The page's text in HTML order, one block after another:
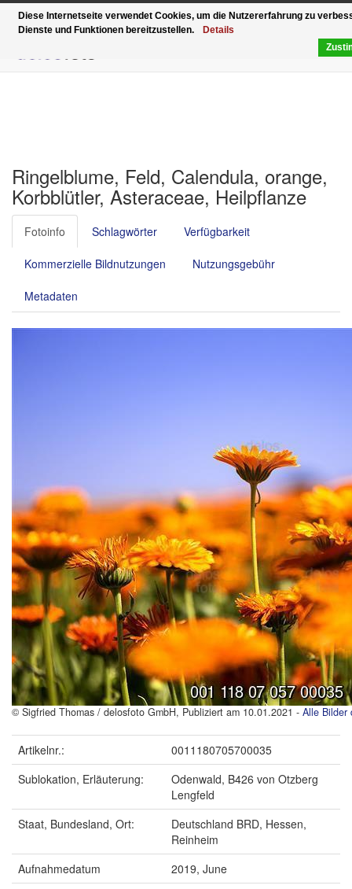
Funktionell, modern und schnell – der Relaunch
Ringelblume, Feld, Calendula, orange,
Korbblütler, Asteraceae, Heilpflanze
Fotoinfo Schlagwörter Verfügbarkeit
Kommerzielle Bildnutzungen Nutzungsgebühr
Metadaten
© Sigfried Thomas / delosfoto GmbH, Publiziert am 10.01.2021 - Alle Bilder
Artikelnr.:
0011180705700035
Sublokation, Erläuterung:
Odenwald, B426 von Otzberg
Lengfeld
Staat, Bundesland, Ort:
Deutschland BRD, Hessen,
Reinheim
Aufnahmedatum
2019, June
Diese Internetseite verwendet Cookies, um die Nutzererfahrung zu
Dienste und Funktionen bereitzustellen.
Details